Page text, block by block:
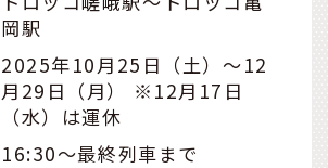
岡駅
2025年10月25日（土）～12
月29日（月） ※12月17日
（水）は運休
16:30～最終列車まで